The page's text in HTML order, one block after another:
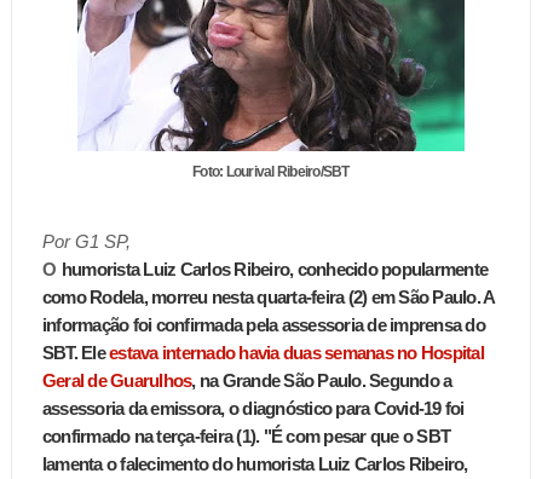
Foto: Lourival Ribeiro/SBT
Por G1 SP,
O humorista Luiz Carlos Ribeiro, conhecido popularmente
como Rodela, morreu nesta quarta-feira (2) em São Paulo. A
informação foi confirmada pela assessoria de imprensa do
SBT.Eleestava internado havia duas semanas no Hospital
Geral de Guarulhos, na Grande São Paulo. Segundo a
assessoria da emissora, o diagnóstico para Covid-19 foi
confirmado na terça-feira (1). "É com pesar que o SBT
lamenta o falecimento do humorista Luiz Carlos Ribeiro,